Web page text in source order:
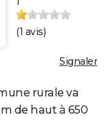
(1 avis)
Signaler
rurale va
de haut à 650